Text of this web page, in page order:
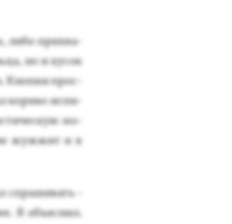
ли­бо прих­ва­
но и ку­сок
Кноп­ки прос­
ко­ряво ис­пи­
мо­
жуж­жит и в
-
Я объ­яс­нил.